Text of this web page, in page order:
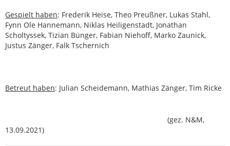
Gespielt haben: Frederik Heise, Theo Preußner, Lukas Stahl,
Fynn Ole Hannemann, Niklas Heiligenstadt, Jonathan
Scholtyssek, Tizian Bünger, Fabian Niehoff, Marko Zaunick,
Justus Zänger, Falk Tschernich
Betreut haben: Julian Scheidemann, Mathias Zänger, Tim Ricke
(gez. N&M,
13.09.2021)